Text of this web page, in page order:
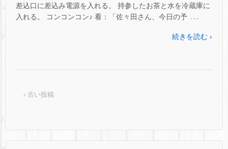
差込口に差込み電源を入れる。 持参したお茶と水を冷蔵庫に
入れる。 コンコンコン♪ 看：「佐々田さん、今日の予 …
続きを読む ›
‹ 古い投稿